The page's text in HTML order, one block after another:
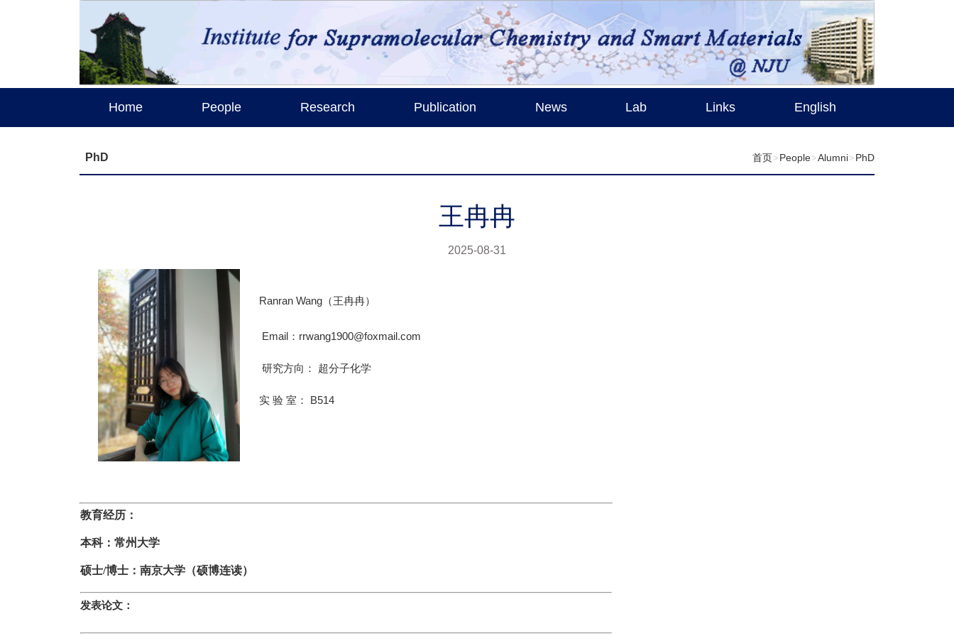
Home People Research Publication News Lab Links English
首页 People Alumni PhD
PhD
王冉冉
2025-08-31
Ranran Wang（王冉冉）
Email： rrwang1900@foxmail.com
研究方向： 超分子化学
实 验 室： B514
教育经历：
本科：常州大学
硕士/博士：南京大学（硕博连读）
发表论文：